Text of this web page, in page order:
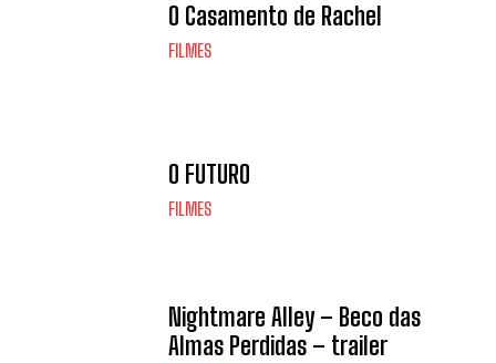
O Casamento de Rachel
FILMES
O FUTURO
FILMES
Nightmare Alley – Beco das
Almas Perdidas – trailer